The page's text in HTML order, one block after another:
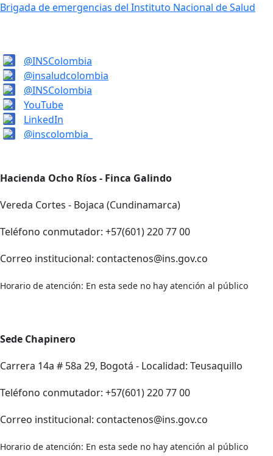
Brigada de emergencias del Instituto Nacional de Salud
@INSColombia
@insaludcolombia
@INSColombia
YouTube
LinkedIn
@inscolombia_
Hacienda Ocho Ríos - Finca Galindo
Vereda Cortes - Bojaca (Cundinamarca)
Teléfono conmutador: +57(601) 220 77 00
Correo institucional: contactenos@ins.gov.co
Horario de atención: En esta sede no hay atención al público
Sede Chapinero
Carrera 14a # 58a 29, Bogotá - Localidad: Teusaquillo
Teléfono conmutador: +57(601) 220 77 00
Correo institucional: contactenos@ins.gov.co
Horario de atención: En esta sede no hay atención al público